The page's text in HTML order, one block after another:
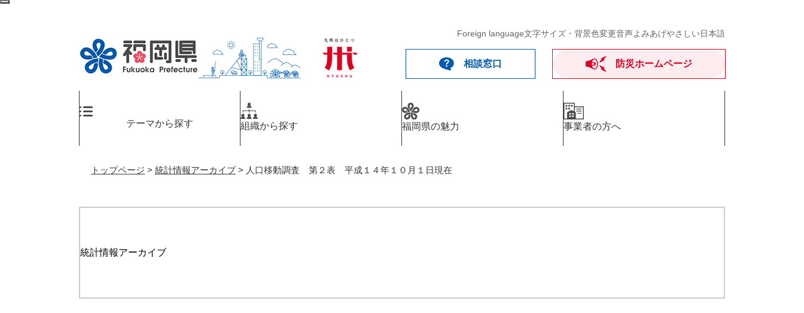
ペ
メ
Foreign language文字サイズ・背景色変更音声よみあげやさしい日本語
相談窓口 防災ホームページ
テーマから探す 組織から探す 福岡県の魅力 事業者の方へ
トップページ > 統計情報アーカイブ > 人口移動調査 第２表 平成１４年１０月１日現在
統計情報アーカイブ